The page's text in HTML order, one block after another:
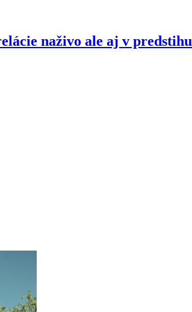
naživo ale aj v predstihu